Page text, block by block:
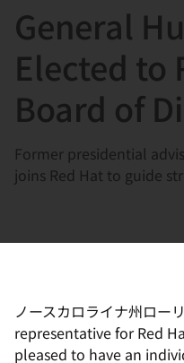
だ
い
General
Elected to
Board of
Former presidential
joins Red Hat to guide
ノースカロライナ州ロー
representative for Red
pleased to have an